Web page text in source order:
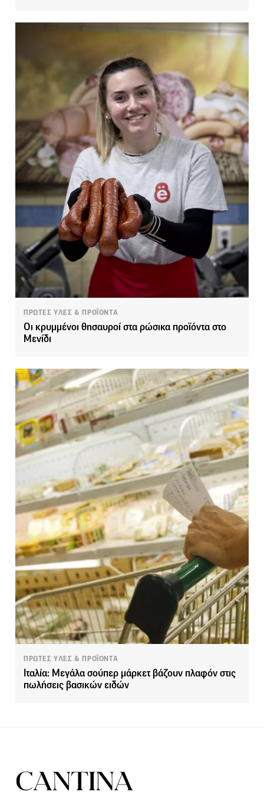
ΠΡΩΤΕΣ ΥΛΕΣ & ΠΡΟΪΟΝΤΑ
Οι κρυμμένοι θησαυροί στα ρώσικα προϊόντα στο
Μενίδι
ΠΡΩΤΕΣ ΥΛΕΣ & ΠΡΟΪΟΝΤΑ
Ιταλία: Μεγάλα σούπερ μάρκετ βάζουν πλαφόν στις
πωλήσεις βασικών ειδών